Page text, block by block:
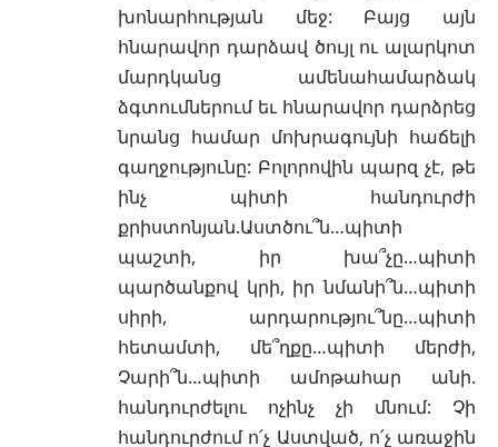
խոնարհության մեջ: Բայց այն
հնարավոր դարձավ ծույլ ու ալարկոտ
մարդկանց ամենահամարձակ
ձգտումներում եւ հնարավոր դարձրեց
նրանց համար մոխրագույնի հաճելի
գաղջությունը: Բոլորովին պարզ չէ, թե
ինչ պիտի հանդուրժի
քրիստոնյան.Աստծու՞ն…պիտի
պաշտի, իր խա՞չը…պիտի
պարծանքով կրի, իր նմանի՞ն…պիտի
սիրի, արդարությու՞նը…պիտի
հետամտի, մե՞ղքը…պիտի մերժի,
Չարի՞ն…պիտի ամոթահար անի.
հանդուրժելու ոչինչ չի մնում: Չի
հանդուրժում ո՛չ Աստված, ո՛չ առաջին